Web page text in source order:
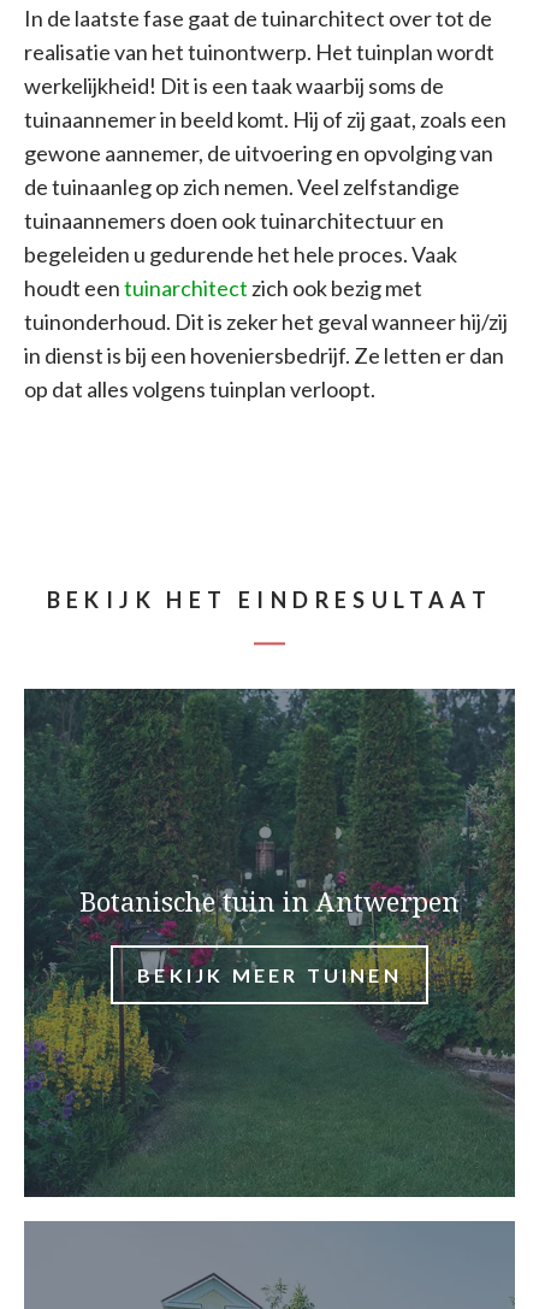
In de laatste fase gaat de tuinarchitect over tot de
realisatie van het tuinontwerp. Het tuinplan wordt
werkelijkheid! Dit is een taak waarbij soms de
tuinaannemer in beeld komt. Hij of zij gaat, zoals een
gewone aannemer, de uitvoering en opvolging van
de tuinaanleg op zich nemen. Veel zelfstandige
tuinaannemers doen ook tuinarchitectuur en
begeleiden u gedurende het hele proces. Vaak
houdt eentuinarchitect zich ook bezig met
tuinonderhoud. Dit is zeker het geval wanneer hij/zij
in dienst is bij een hoveniersbedrijf. Ze letten er dan
op dat alles volgens tuinplan verloopt.
BEKIJK HET EINDRESULTAAT
Botanische tuin in Antwerpen
BEKIJK MEER TUINEN